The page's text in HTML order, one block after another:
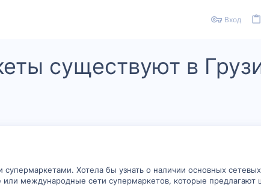
Вход
существуют в
Хотела бы узнать о наличии основных
или международные сети супермаркетов, которые предлагают